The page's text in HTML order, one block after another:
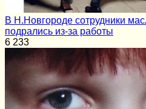
В Н.Новгороде сотрудники
подрались из-за работы
6 233